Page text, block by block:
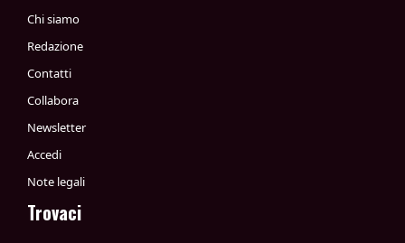
Chi siamo
Redazione
Contatti
Collabora
Newsletter
Accedi
Note legali
Trovaci